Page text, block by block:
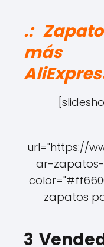
.:
más
url="https://
ar-zapatos-
zapatos
3